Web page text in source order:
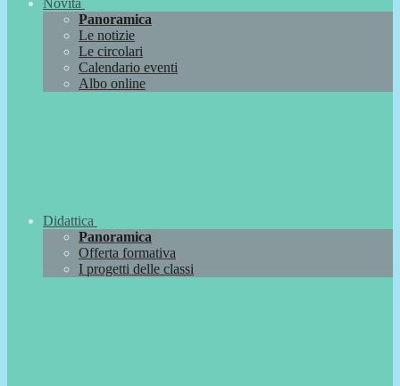
Novità
Panoramica
Le notizie
Le circolari
Calendario eventi
Albo online
Didattica
Panoramica
Offerta formativa
I progetti delle classi